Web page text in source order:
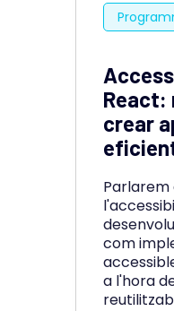
React:
crear
com
a l'hora